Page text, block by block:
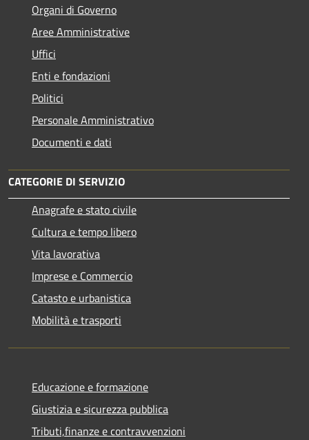
Organi di Governo
Aree Amministrative
Uffici
Enti e fondazioni
Politici
Personale Amministrativo
Documenti e dati
CATEGORIE DI SERVIZIO
Anagrafe e stato civile
Cultura e tempo libero
Vita lavorativa
Imprese e Commercio
Catasto e urbanistica
Mobilità e trasporti
Educazione e formazione
Giustizia e sicurezza pubblica
Tributi,finanze e contravvenzioni